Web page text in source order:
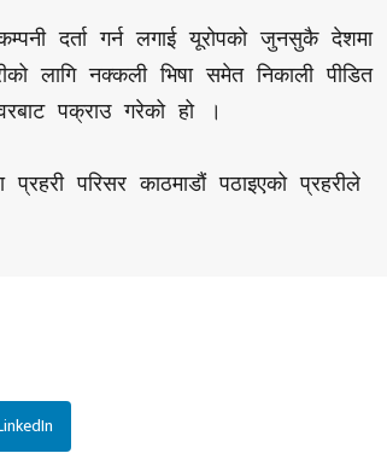
लागि नक्कली भिषा समेत निकाली पीडित
पक्राउ गरेको हो ।
परिसर काठमाडौं पठाइएको प्रहरीले